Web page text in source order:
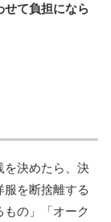
せて負担になら
を決めたら、決
服を断捨離する
の」「オーク